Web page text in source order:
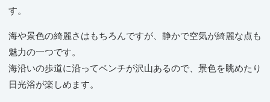
す。
海や景色の綺麗さはもちろんですが、静かで空気が綺麗な点も
魅力の一つです。
海沿いの歩道に沿ってベンチが沢山あるので、景色を眺めたり
日光浴が楽しめます。